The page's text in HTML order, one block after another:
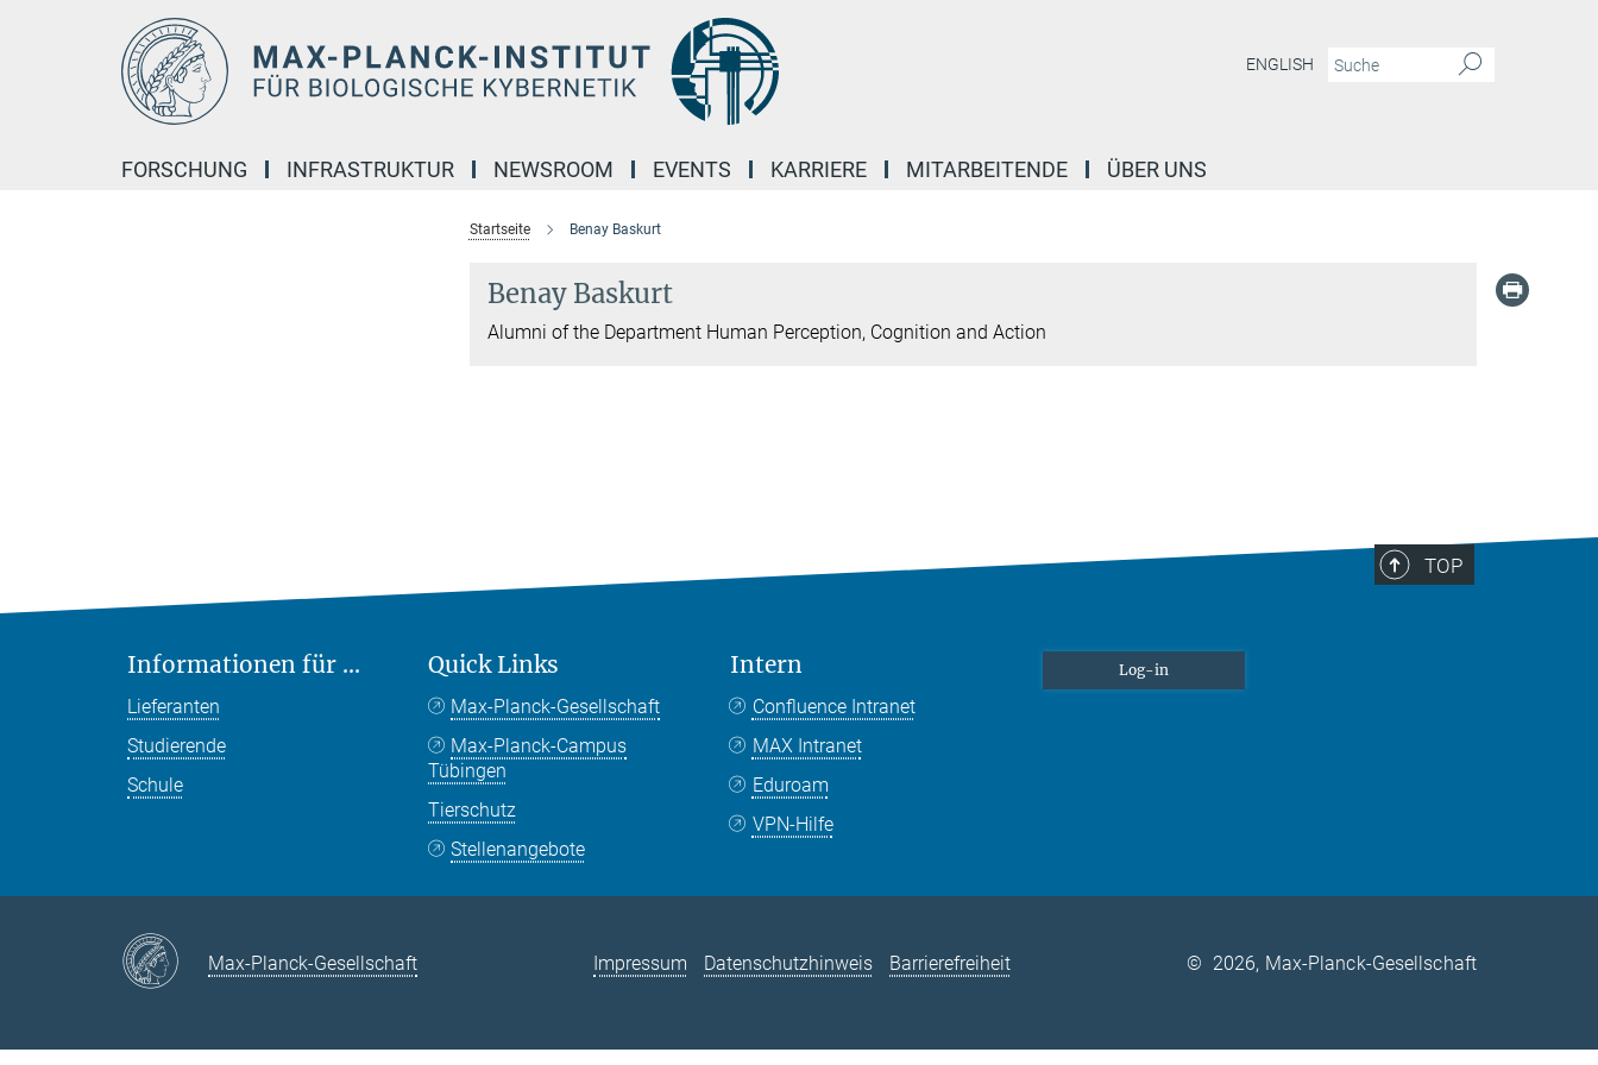
ENGLISH
FORSCHUNG INFRASTRUKTUR NEWSROOM EVENTS KARRIERE MITARBEITENDE ÜBER UNS
Startseite Benay Baskurt
Benay Baskurt
Alumni of the Department Human Perception, Cognition and Action
TOP
Informationen für ...
Lieferanten
Studierende
Schule
Quick Links
Max-Planck-Gesellschaft
Max-Planck-Campus
Tübingen
Tierschutz
Stellenangebote
Intern
Confluence Intranet
MAX Intranet
Eduroam
VPN-Hilfe
Log-in
Max-Planck-Gesellschaft Impressum Datenschutzhinweis Barrierefreiheit © 2026, Max-Planck-Gesellschaft